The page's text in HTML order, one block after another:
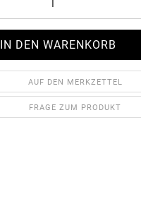
AUF DEN MERKZETTEL
FRAGE ZUM PRODUKT